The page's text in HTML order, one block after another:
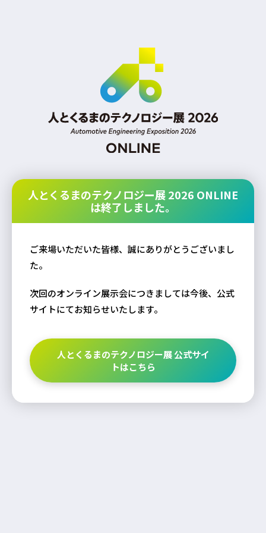
人とくるまのテクノロジー展 2026 ONLINE
は終了しました。
ご来場いただいた皆様、誠にありがとうございまし
た。
次回のオンライン展示会につきましては今後、公式
サイトにてお知らせいたします。
人とくるまのテクノロジー展 公式サイ
トはこちら